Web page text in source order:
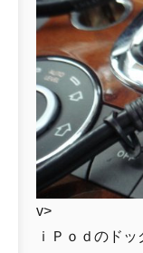
v>
ｉＰｏｄのド